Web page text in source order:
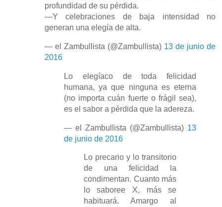
profundidad de su pérdida.
—Y celebraciones de baja intensidad no
generan una elegía de alta.
— el Zambullista (@Zambullista) 13 de junio de
2016
Lo elegíaco de toda felicidad
humana, ya que ninguna es eterna
(no importa cuán fuerte o frágil sea),
es el sabor a pérdida que la adereza.
— el Zambullista (@Zambullista) 13
de junio de 2016
Lo precario y lo transitorio
de una felicidad la
condimentan. Cuanto más
lo saboree X, más se
habituará. Amargo al